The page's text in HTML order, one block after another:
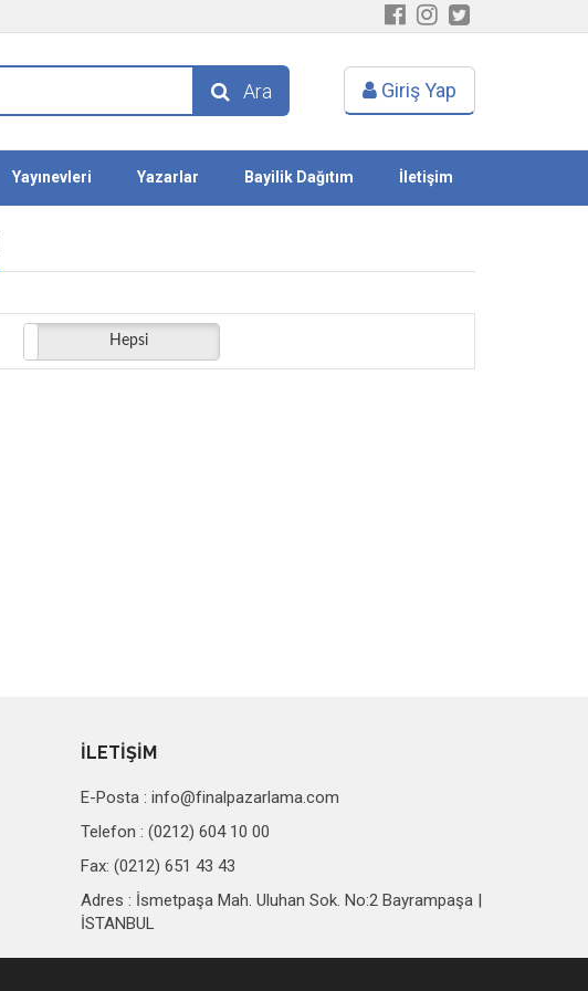
Ara Giriş Yap
Yayınevleri Yazarlar Bayilik Dağıtım İletişim
Hepsi
İLETİŞİM
E-Posta :info@finalpazarlama.com
Telefon : (0212) 604 10 00
Fax: (0212) 651 43 43
Adres : İsmetpaşa Mah. Uluhan Sok. No:2 Bayrampaşa |
İSTANBUL